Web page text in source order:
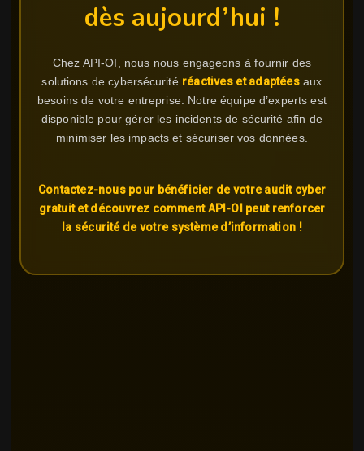
dès aujourd’hui !
Chez API-OI, nous nous engageons à fournir des
solutions de cybersécurité réactives et adaptéesaux
besoins de votre entreprise. Notre équipe d’experts est
disponible pour gérer les incidents de sécurité afin de
minimiser les impacts et sécuriser vos données.
Contactez-nous pour bénéficier de votre audit cyber
gratuit et découvrez comment API-OI peut renforcer
la sécurité de votre système d’information !